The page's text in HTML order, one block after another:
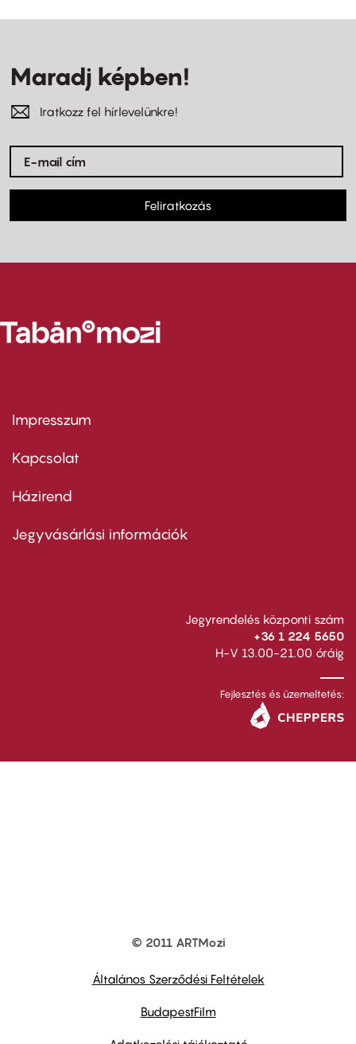
Maradj képben!
Iratkozz fel hírlevelünkre!
Feliratkozás
Footer
first
Impresszum
Kapcsolat
Footer
second
Házirend
Jegyvásárlási információk
Jegyrendelés központi szám
+36 1 224 5650
H-V 13.00-21.00 óráig
Fejlesztés és üzemeltetés:
© 2011 ARTMozi
Általános Szerződési Feltételek
BudapestFilm